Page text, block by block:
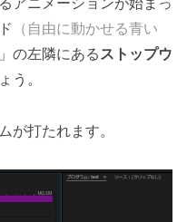
（自由に動かせる青い
の左隣にあるストップウ
う。
が打たれます。